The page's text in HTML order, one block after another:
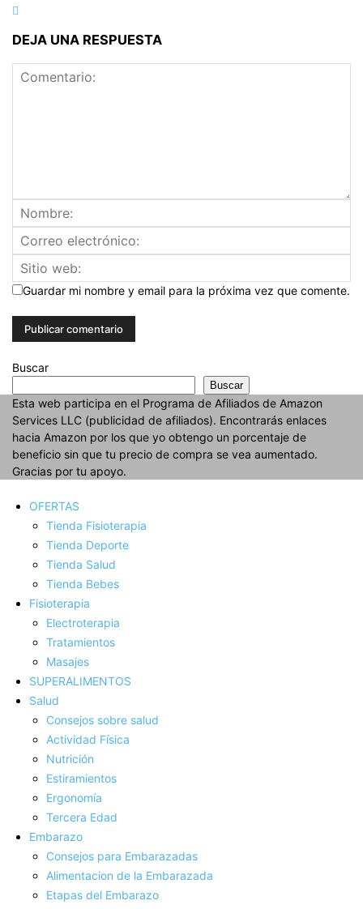
DEJA UNA RESPUESTA
Guardar mi nombre y email para la próxima vez que comente.
Buscar
Buscar
Esta web participa en el Programa de Afiliados de Amazon
Services LLC (publicidad de afiliados). Encontrarás enlaces
hacia Amazon por los que yo obtengo un porcentaje de
beneficio sin que tu precio de compra se vea aumentado.
Gracias por tu apoyo.
OFERTAS
Tienda Fisioterapia
Tienda Deporte
Tienda Salud
Tienda Bebes
Fisioterapia
Electroterapia
Tratamientos
Masajes
SUPERALIMENTOS
Salud
Consejos sobre salud
Actividad Fí­sica
Nutrición
Estiramientos
Ergonomí­a
Tercera Edad
Embarazo
Consejos para Embarazadas
Alimentacion de la Embarazada
Etapas del Embarazo